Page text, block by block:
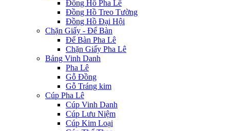
Đồng Hồ Pha Lê
Đồng Hồ Treo Tường
Đồng Hồ Đại Hội
Chặn Giấy - Để Bàn
Để Bàn Pha Lê
Chặn Giấy Pha Lê
Bảng Vinh Danh
Pha Lê
Gỗ Đồng
Gỗ Tráng kim
Cúp Pha Lê
Cúp Vinh Danh
Cúp Lưu Niệm
Cúp Kim Loại